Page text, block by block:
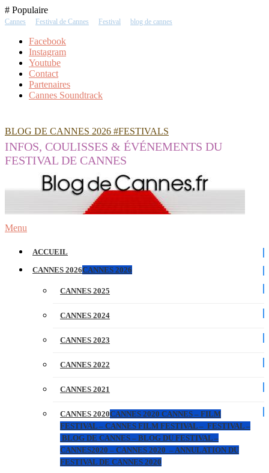
Skip
To
# Populaire
Cannes Festival de Cannes Festival blog de cannes
Facebook
Instagram
Youtube
Contact
Partenaires
Cannes Soundtrack
BLOG DE CANNES 2026 #FESTIVALS
INFOS, COULISSES & ÉVÉNEMENTS DU
FESTIVAL DE CANNES
Menu
ACCUEIL
CANNES 2026CANNES 2026
CANNES 2025
CANNES 2024
CANNES 2023
CANNES 2022
CANNES 2021
CANNES 2020CANNES 2020 CANNES – FILM
FESTIVAL – CANNES FILM FESTIVAL – FESTIVAL –
BLOG DE CANNES – BLOG DU FESTIVAL –
CANNES2020 – CANNES 2020 – ANNULATION DU
FESTIVAL DE CANNES 2020